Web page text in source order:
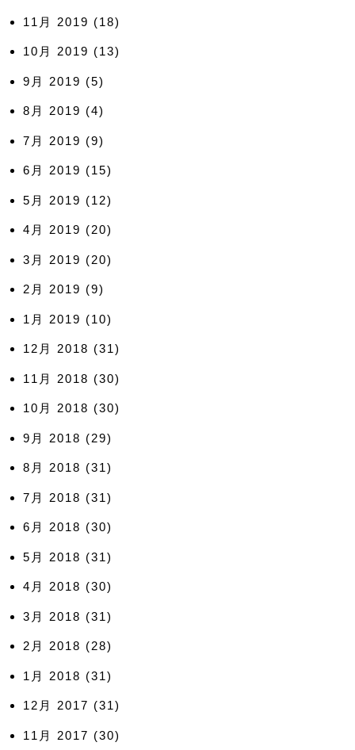
11月 2019 (18)
10月 2019 (13)
9月 2019 (5)
8月 2019 (4)
7月 2019 (9)
6月 2019 (15)
5月 2019 (12)
4月 2019 (20)
3月 2019 (20)
2月 2019 (9)
1月 2019 (10)
12月 2018 (31)
11月 2018 (30)
10月 2018 (30)
9月 2018 (29)
8月 2018 (31)
7月 2018 (31)
6月 2018 (30)
5月 2018 (31)
4月 2018 (30)
3月 2018 (31)
2月 2018 (28)
1月 2018 (31)
12月 2017 (31)
11月 2017 (30)